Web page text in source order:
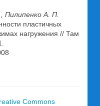
Пилипенко А. П.
пластичных
нагружения // Там
Commons